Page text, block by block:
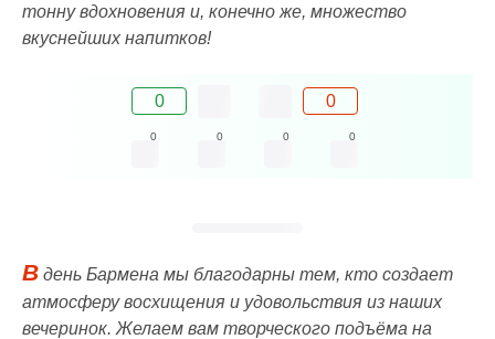
тонну вдохновения и, конечно же, множество
вкуснейших напитков!
0 0
0 0 0 0
В день Бармена мы благодарны тем, кто создает
атмосферу восхищения и удовольствия из наших
вечеринок. Желаем вам творческого подъёма на